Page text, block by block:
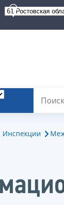
Инспекции